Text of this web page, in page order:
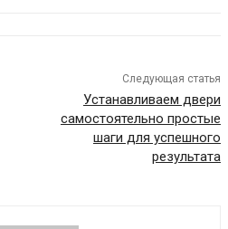
Следующая статья
Устанавливаем двери
самостоятельно простые
шаги для успешного
результата